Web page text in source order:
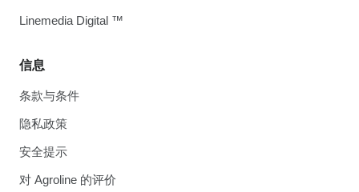
信息
条款与条件
隐私政策
安全提示
对 Agroline 的评价
Linemedia Digital ™